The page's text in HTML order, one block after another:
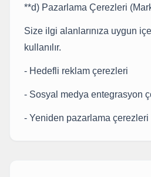
**d) Pazarlama Çerezleri
Size ilgi alanlarınıza uygun
kullanılır.
- Hedefli reklam çerezleri
- Sosyal medya entegrasyon
- Yeniden pazarlama çerezleri